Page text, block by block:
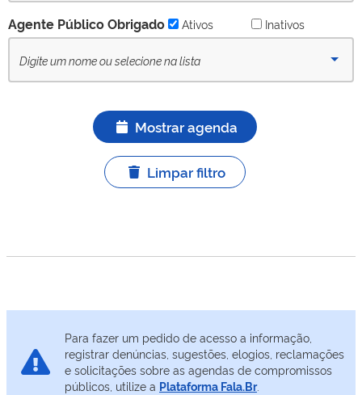
Agente Público Obrigado Ativos Inativos
Mostrar agenda
Limpar filtro
Para fazer um pedido de acesso a informação,
registrar denúncias, sugestões, elogios, reclamações
e solicitações sobre as agendas de compromissos
públicos, utilize a Plataforma Fala.Br.